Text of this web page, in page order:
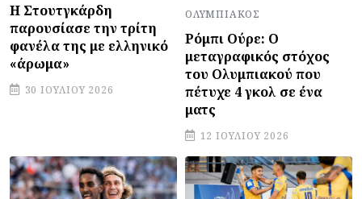
Η Στουτγκάρδη
παρουσίασε την τρίτη
φανέλα της με ελληνικό
«άρωμα»
30 ΙΟΥΛΊΟΥ 2026
ΟΛΥΜΠΙΑΚΌΣ
Ρόμπι Ούρε: Ο
μεταγραφικός στόχος
του Ολυμπιακού που
πέτυχε 4 γκολ σε ένα
ματς
12 ΙΟΥΛΊΟΥ 2026